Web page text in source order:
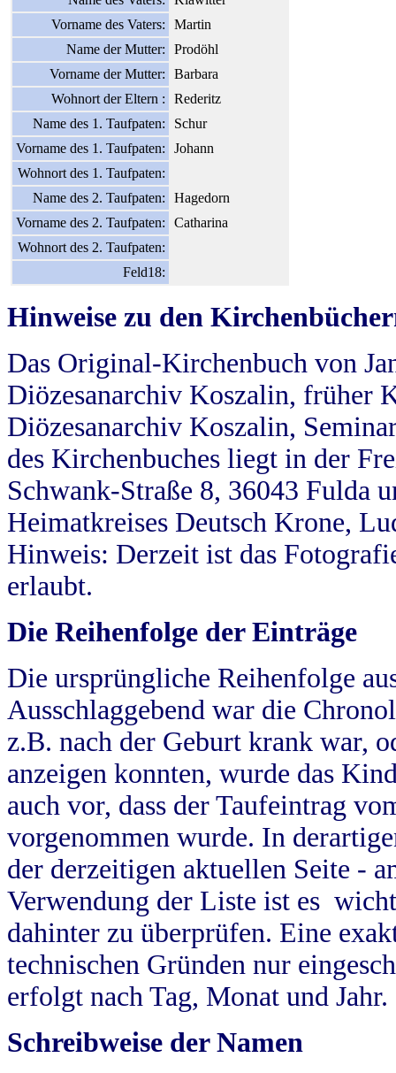
Vorname des Vaters:
Martin
Name der Mutter:
Prodöhl
Vorname der Mutter:
Barbara
Wohnort der Eltern :
Rederitz
Name des 1. Taufpaten:
Schur
Vorname des 1. Taufpaten:
Johann
Wohnort des 1. Taufpaten:
Name des 2. Taufpaten:
Hagedorn
Vorname des 2. Taufpaten:
Catharina
Wohnort des 2. Taufpaten:
Feld18:
Hinweise zu den
Das Original-Kirchenbuch von
Diözesanarchiv Koszalin, früher
Diözesanarchiv Koszalin,
des Kirchenbuches liegt in der
Schwank-Straße 8, 36043 Fulda
Heimatkreises Deutsch Krone,
Hinweis: Derzeit ist das
erlaubt.
Die Reihenfolge der Einträge
Die ursprüngliche Reihenfolge
Ausschlaggebend war die
z.B. nach der Geburt krank war,
anzeigen konnten, wurde das
auch vor, dass der Taufeintrag
vorgenommen wurde. In
der derzeitigen aktuellen Seite -
Verwendung der Liste ist es
dahinter zu überprüfen. Eine
technischen Gründen nur
erfolgt nach Tag, Monat und Jahr.
Schreibweise der Namen